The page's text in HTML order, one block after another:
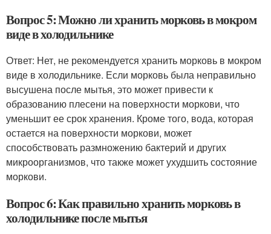
Вопрос 5: Можно ли хранить морковь в мокром
виде в холодильнике
Ответ: Нет, не рекомендуется хранить морковь в мокром
виде в холодильнике. Если морковь была неправильно
высушена после мытья, это может привести к
образованию плесени на поверхности моркови, что
уменьшит ее срок хранения. Кроме того, вода, которая
остается на поверхности моркови, может
способствовать размножению бактерий и других
микроорганизмов, что также может ухудшить состояние
моркови.
Вопрос 6: Как правильно хранить морковь в
холодильнике после мытья